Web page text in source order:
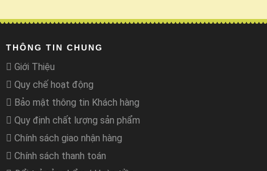
THÔNG TIN CHUNG
Giới Thiệu
Quy chế hoạt động
Bảo mật thông tin Khách hàng
Quy định chất lượng sản phẩm
Chính sách giao nhận hàng
Chính sách thanh toán